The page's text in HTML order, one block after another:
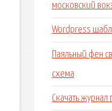
московский
Wordpress
Паяльный фен
схема
Скачать журнал